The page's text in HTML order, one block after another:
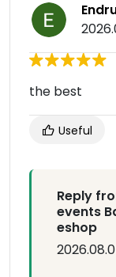
the best
Useful
Reply
events
eshop